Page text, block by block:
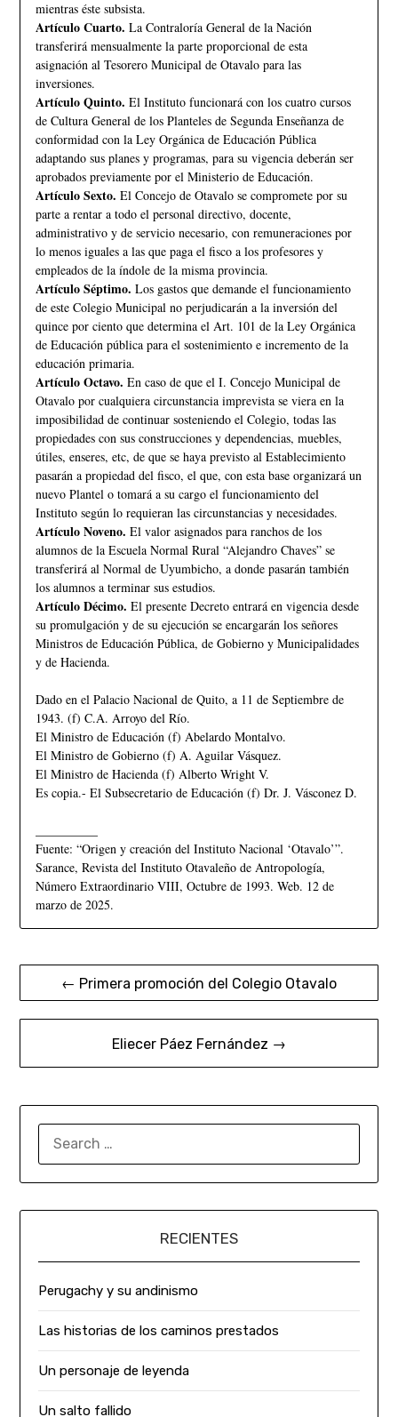
mientras éste subsista.
Artículo Cuarto. La Contraloría General de la Nación
transferirá mensualmente la parte proporcional de esta
asignación al Tesorero Municipal de Otavalo para las
inversiones.
Artículo Quinto. El Instituto funcionará con los cuatro cursos
de Cultura General de los Planteles de Segunda Enseñanza de
conformidad con la Ley Orgánica de Educación Pública
adaptando sus planes y programas, para su vigencia deberán ser
aprobados previamente por el Ministerio de Educación.
Artículo Sexto. El Concejo de Otavalo se compromete por su
parte a rentar a todo el personal directivo, docente,
administrativo y de servicio necesario, con remuneraciones por
lo menos iguales a las que paga el fisco a los profesores y
empleados de la índole de la misma provincia.
Artículo Séptimo. Los gastos que demande el funcionamiento
de este Colegio Municipal no perjudicarán a la inversión del
quince por ciento que determina el Art. 101 de la Ley Orgánica
de Educación pública para el sostenimiento e incremento de la
educación primaria.
Artículo Octavo. En caso de que el I. Concejo Municipal de
Otavalo por cualquiera circunstancia imprevista se viera en la
imposibilidad de continuar sosteniendo el Colegio, todas las
propiedades con sus construcciones y dependencias, muebles,
útiles, enseres, etc, de que se haya previsto al Establecimiento
pasarán a propiedad del fisco, el que, con esta base organizará un
nuevo Plantel o tomará a su cargo el funcionamiento del
Instituto según lo requieran las circunstancias y necesidades.
Artículo Noveno. El valor asignados para ranchos de los
alumnos de la Escuela Normal Rural “Alejandro Chaves” se
transferirá al Normal de Uyumbicho, a donde pasarán también
los alumnos a terminar sus estudios.
Artículo Décimo. El presente Decreto entrará en vigencia desde
su promulgación y de su ejecución se encargarán los señores
Ministros de Educación Pública, de Gobierno y Municipalidades
y de Hacienda.
Dado en el Palacio Nacional de Quito, a 11 de Septiembre de
1943. (f) C.A. Arroyo del Río.
El Ministro de Educación (f) Abelardo Montalvo.
El Ministro de Gobierno (f) A. Aguilar Vásquez.
El Ministro de Hacienda (f) Alberto Wright V.
Es copia.- El Subsecretario de Educación (f) Dr. J. Vásconez D.
Fuente: “Origen y creación del Instituto Nacional ‘Otavalo’”.
Sarance, Revista del Instituto Otavaleño de Antropología,
Número Extraordinario VIII, Octubre de 1993. Web. 12 de
marzo de 2025.
← Primera promoción del Colegio Otavalo
Eliecer Páez Fernández →
RECIENTES
Perugachy y su andinismo
Las historias de los caminos prestados
Un personaje de leyenda
Un salto fallido